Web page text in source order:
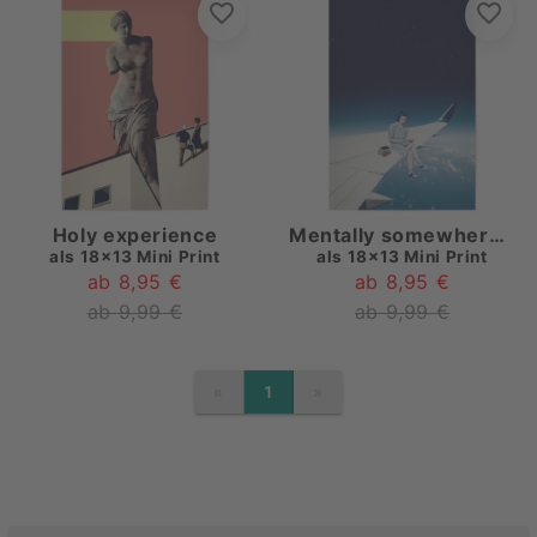
Holy experience
als 18x13 Mini Print
ab 8,95 €
ab 9,99 €
Mentally somewhere else
als 18x13 Mini Print
ab 8,95 €
ab 9,99 €
PREVIOUS
1